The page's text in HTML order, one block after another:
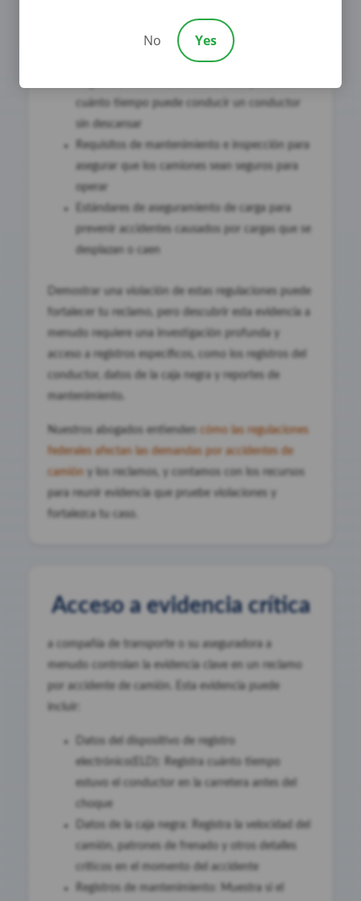
Estas regulaciones incluyen:
cuánto tiempo puede conducir un conductor
sin descansar
Requisitos de mantenimiento e inspección para
asegurar que los camiones sean seguros para
operar
Estándares de aseguramiento de carga para
prevenir accidentes causados por cargas que se
desplazan o caen
Demostrar una violación de estas regulaciones puede
fortalecer tu reclamo, pero descubrir esta evidencia a
menudo requiere una investigación profunda y
acceso a registros específicos, como los registros del
conductor, datos de la caja negra y reportes de
mantenimiento.
Nuestros abogados entienden
cómo las regulaciones
federales afectan las demandas por accidentes de
camión
y los reclamos, y contamos con los recursos
para reunir evidencia que pruebe violaciones y
fortalezca tu caso.
Acceso a evidencia crítica
a compañía de transporte o su aseguradora a
menudo controlan la evidencia clave en un reclamo
por accidente de camión. Esta evidencia puede
Datos del dispositivo de registro
electrónico(ELD): Registra cuánto tiempo
estuvo el conductor en la carretera antes del
choque
Datos de la caja negra: Registra la velocidad del
camión, patrones de frenado y otros detalles
críticos en el momento del accidente
Registros de mantenimiento: Muestra si el
No Yes